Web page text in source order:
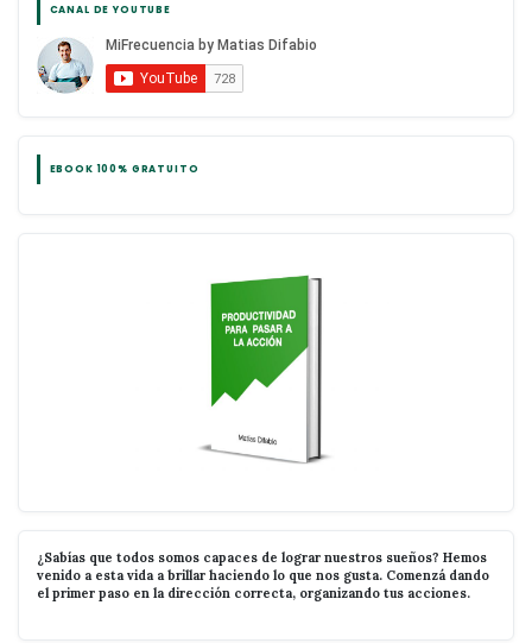
CANAL DE YOUTUBE
EBOOK 100% GRATUITO
¿Sabías que todos somos capaces de lograr nuestros sueños? Hemos
venido a esta vida a brillar haciendo lo que nos gusta. Comenzá dando
el primer paso en la dirección correcta, organizando tus acciones.